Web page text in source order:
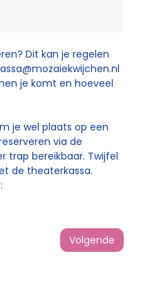
Dit kan je regelen
je komt en hoeveel
je wel plaats op een
via de
trap bereikbaar. Twijfel
de theaterkassa.
Volgende